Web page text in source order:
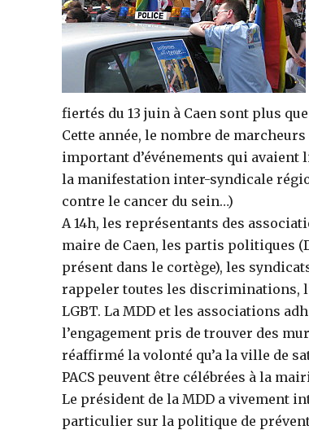
fiertés du 13 juin à Caen sont plus
Cette année, le nombre de
important d’événements qui avaient
la manifestation inter-syndicale
contre le cancer du sein…)
A 14h, les représentants des
maire de Caen, les partis politiques
présent dans le cortège), les
rappeler toutes les discriminations,
LGBT. La MDD et les associations
l’engagement pris de trouver des
réaffirmé la volonté qu’a la ville de
PACS peuvent être célébrées à la
Le président de la MDD a vivement
particulier sur la politique de